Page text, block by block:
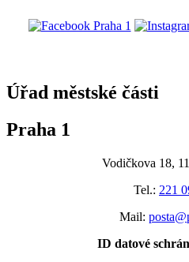
Úřad městské části
Praha 1
Vodičkova 18,
Tel.: 221
Mail:
ID datové